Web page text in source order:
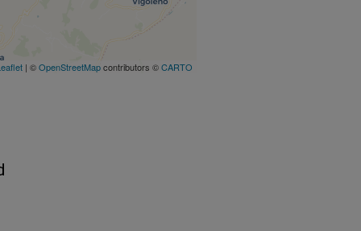
| ©OpenStreetMapcontributors ©CARTO